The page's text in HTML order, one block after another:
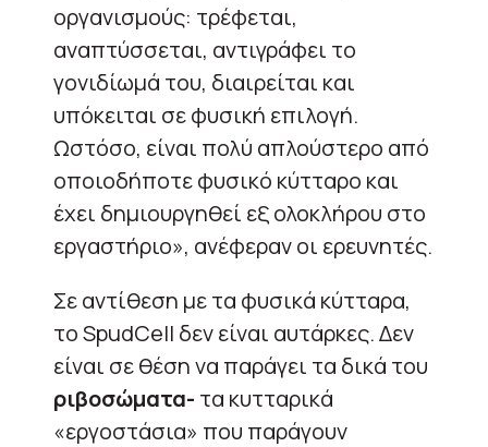
οργανισμούς: τρέφεται,
αναπτύσσεται, αντιγράφει το
γονιδίωμά του, διαιρείται και
υπόκειται σε φυσική επιλογή.
Ωστόσο, είναι πολύ απλούστερο από
οποιοδήποτε φυσικό κύτταρο και
έχει δημιουργηθεί εξ ολοκλήρου στο
εργαστήριο», ανέφεραν οι ερευνητές.
Σε αντίθεση με τα φυσικά κύτταρα,
το SpudCell δεν είναι αυτάρκες. Δεν
είναι σε θέση να παράγει τα δικά του
ριβοσώματα- τα κυτταρικά
«εργοστάσια» που παράγουν